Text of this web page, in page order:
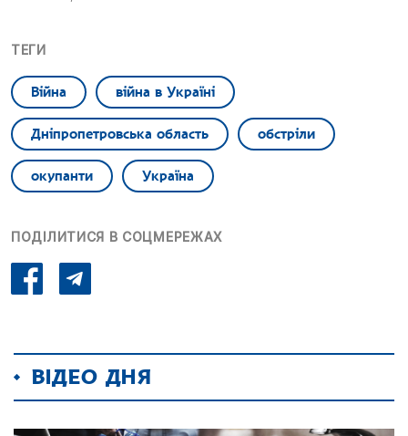
ТЕГИ
Війна війна в Україні
Дніпропетровська область обстріли
окупанти Україна
ПОДІЛИТИСЯ В СОЦМЕРЕЖАХ
ВІДЕО ДНЯ